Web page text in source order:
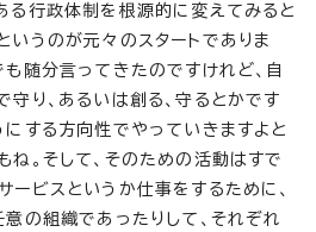
る行政体制を根源的に変えてみると
いうのが元々のスタートでありま
随分言ってきたのですけれど、自
り、あるいは創る、守るとかです
にする方向性でやっていきますよと
。そして、そのための活動はすで
ービスというか仕事をするために、
の組織であったりして、それぞれ